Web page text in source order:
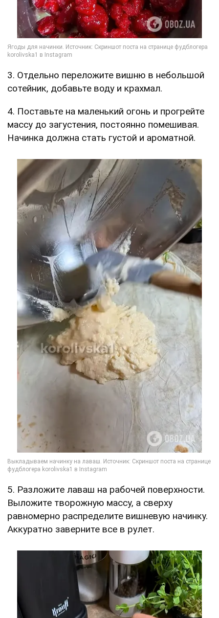
3. Отдельно переложите вишню в небольшой
сотейник, добавьте воду и крахмал.
4. Поставьте на маленький огонь и прогрейте
массу до загустения, постоянно помешивая.
Начинка должна стать густой и ароматной.
5. Разложите лаваш на рабочей поверхности.
Выложите творожную массу, а сверху
равномерно распределите вишневую начинку.
Аккуратно заверните все в рулет.